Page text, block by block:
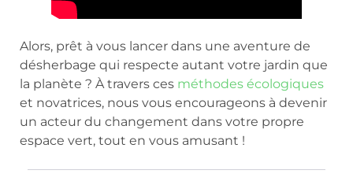
Alors, prêt à vous lancer dans une aventure de
désherbage qui respecte autant votre jardin que
la planète ? À travers ces méthodes écologiques
et novatrices, nous vous encourageons à devenir
un acteur du changement dans votre propre
espace vert, tout en vous amusant !